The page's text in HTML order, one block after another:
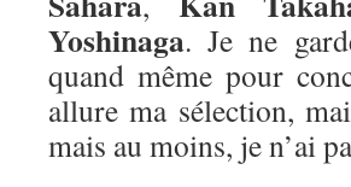
Yoshinaga. Je ne
quand même pour
allure ma sélection,
mais au moins, je n’ai